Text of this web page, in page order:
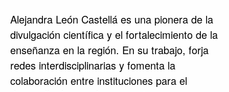
Alejandra León Castellá es una pionera de la
divulgación científica y el fortalecimiento de la
enseñanza en la región. En su trabajo, forja
redes interdisciplinarias y fomenta la
colaboración entre instituciones para el